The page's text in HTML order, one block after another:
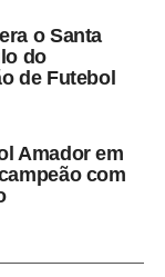
o Santa
do
de Futebol
Amador em
com